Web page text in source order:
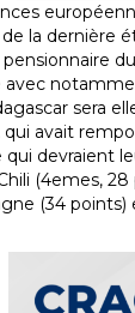
la dernière
pensionnaire
sera
qui avait
devraient
(4emes,
(34